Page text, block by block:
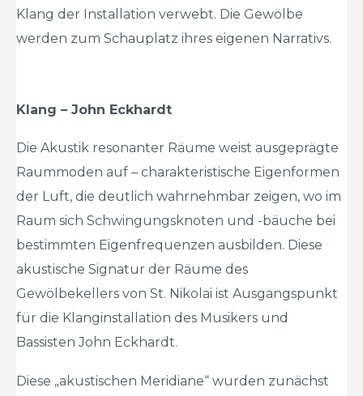
Klang der Installation verwebt. Die Gewölbe
werden zum Schauplatz ihres eigenen Narrativs.
Klang – John Eckhardt
Die Akustik resonanter Räume weist ausgeprägte
Raummoden auf – charakteristische Eigenformen
der Luft, die deutlich wahrnehmbar zeigen, wo im
Raum sich Schwingungsknoten und -bäuche bei
bestimmten Eigenfrequenzen ausbilden. Diese
akustische Signatur der Räume des
Gewölbekellers von St. Nikolai ist Ausgangspunkt
für die Klanginstallation des Musikers und
Bassisten John Eckhardt.
Diese „akustischen Meridiane“ wurden zunächst